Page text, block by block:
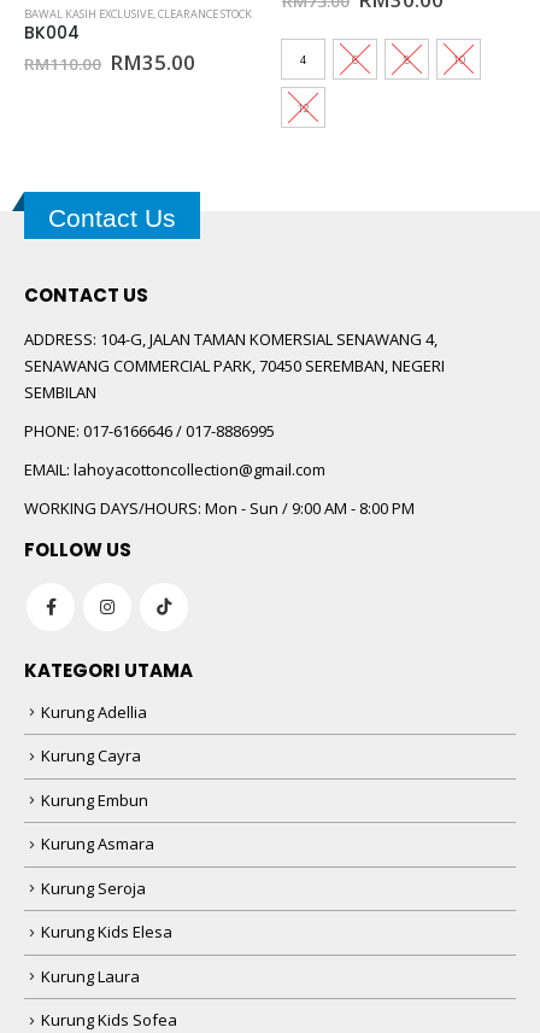
price
RM73.00.
price
RM30.00.
4 6 8
was:
RM129.00.
is:
4 6 8 10
12
Contact Us
CONTACT US
ADDRESS: 104-G, JALAN TAMAN KOMERSIAL SENAWANG 4,
SENAWANG COMMERCIAL PARK, 70450 SEREMBAN, NEGERI
SEMBILAN
PHONE: 017-6166646 / 017-8886995
EMAIL: lahoyacottoncollection@gmail.com
WORKING DAYS/HOURS: Mon - Sun / 9:00 AM - 8:00 PM
FOLLOW US
KATEGORI UTAMA
Kurung Adellia
Kurung Cayra
Kurung Embun
Kurung Asmara
Kurung Seroja
Kurung Kids Elesa
Kurung Laura
Kurung Kids Sofea